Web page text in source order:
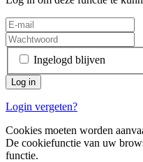
Ingelogd blijven
Login vergeten?
Cookies moeten worden
De cookiefunctie van uw
functie.